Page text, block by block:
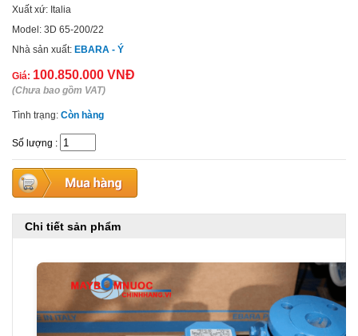
Xuất xứ: Italia
Model: 3D 65-200/22
Nhà sản xuất: EBARA - Ý
Giá: 100.850.000 VNĐ
(Chưa bao gồm VAT)
Tình trạng: Còn hàng
Số lượng :
Chi tiết sản phẩm